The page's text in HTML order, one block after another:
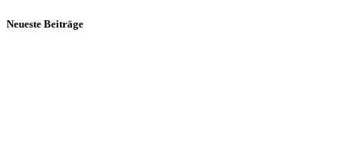
Neueste Beiträge